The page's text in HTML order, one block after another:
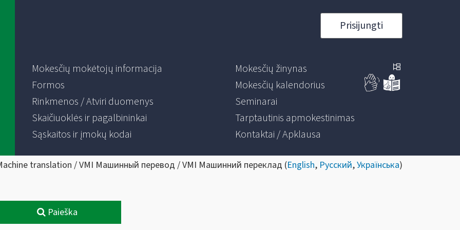
Prisijungti
Mokesčių mokėtojų informacija
Formos
Rinkmenos / Atviri duomenys
Skaičiuoklės ir pagalbininkai
Sąskaitos ir įmokų kodai
Mokesčių žinynas
Mokesčių kalendorius
Seminarai
Tarptautinis apmokestinimas
Kontaktai / Apklausa
translation / VMI Машинный перевод / VMI Машинний переклад (English, Русский,Українська)
Paieška